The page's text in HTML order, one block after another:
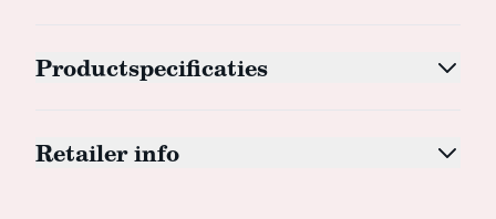
Productspecificaties
Retailer info